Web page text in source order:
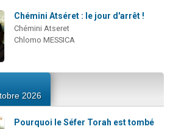
Chémini Atséret : le jour d'arrêt !
Chémini Atseret
Chlomo MESSICA
2026
Pourquoi le Séfer Torah est tombé